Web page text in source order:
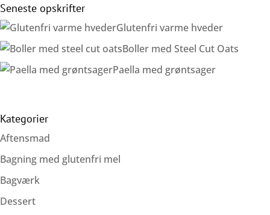
Seneste opskrifter
Glutenfri varme hveder
Boller med Steel Cut Oats
Paella med grøntsager
Kategorier
Aftensmad
Bagning med glutenfri mel
Bagværk
Dessert